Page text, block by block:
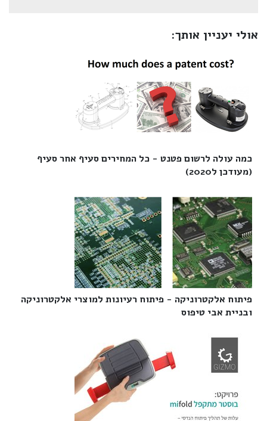
אולי יעניין אותך:
כמה עולה לרשום פטנט - כל המחירים סעיף אחר סעיף
(מעודכן ל2020)‎
פיתוח אלקטרוניקה - פיתוח רעיונות למוצרי אלקטרוניקה
ובניית אבי טיפוס‎